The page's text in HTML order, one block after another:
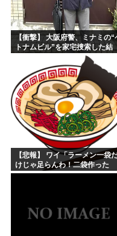
【衝撃】 大阪府警、ミナミの“
トナムビル”を家宅捜索した結
【悲報】 ワイ「ラーメン一袋
けじゃ足らんわ！二袋作った
ろ！」→結果ｗｗｗ